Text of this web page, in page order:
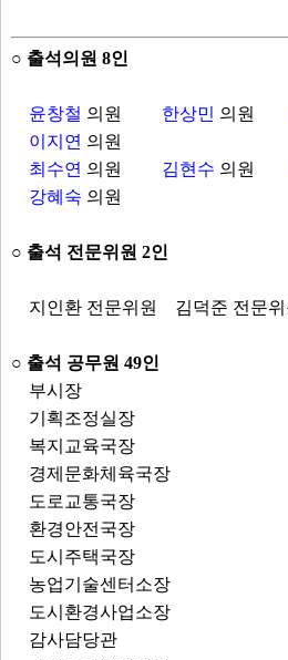
○ 출석의원 8인
윤창철 의원 한상민 의원
이지연 의원
최수연 의원 김현수 의원
강혜숙 의원
○ 출석 전문위원 2인
지인환 전문위원 김덕준 전문위
○ 출석 공무원 49인
부시장
기획조정실장
복지교육국장
경제문화체육국장
도로교통국장
환경안전국장
도시주택국장
농업기술센터소장
도시환경사업소장
감사담당관